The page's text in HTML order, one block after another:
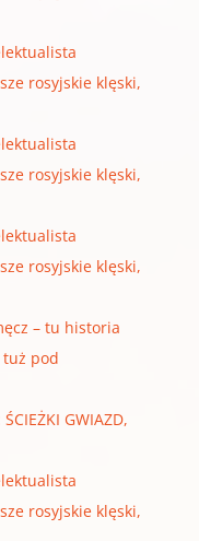
rosyjskie klęski,
rosyjskie klęski,
rosyjskie klęski,
– tu historia
pod
GWIAZD,
rosyjskie klęski,